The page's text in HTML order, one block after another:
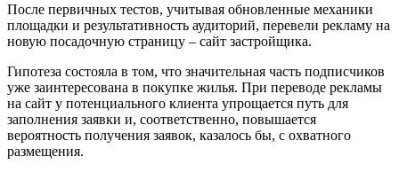
После первичных тестов, учитывая обновленные механики
площадки и результативность аудиторий, перевели рекламу на
новую посадочную страницу – сайт застройщика.
Гипотеза состояла в том, что значительная часть подписчиков
уже заинтересована в покупке жилья. При переводе рекламы
на сайт у потенциального клиента упрощается путь для
заполнения заявки и, соответственно, повышается
вероятность получения заявок, казалось бы, с охватного
размещения.